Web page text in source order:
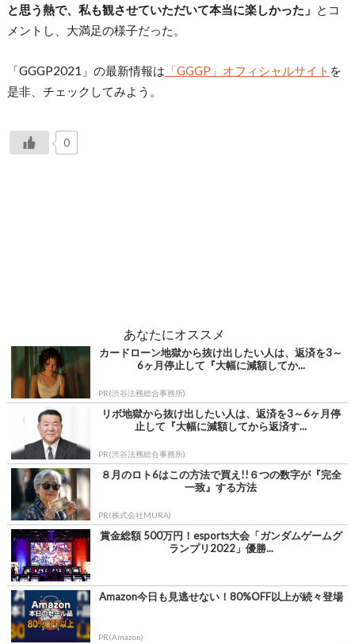
と思う熱で、私も観させていただいて本当に楽しかった」 とコ
メントし、大満足の様子だった。
「GGGP2021」の最新情報は 「GGGP」オフィシャルサイト を
是非、チェックしてみよう。
0
あなたにオススメ
カードローン地獄から抜け出したい人は、返済を3～
6ヶ月停止して『大幅に減額してか...
PR(渋谷法務総合事務所)
リボ地獄から抜け出したい人は、返済を3～6ヶ月停
止して『大幅に減額してから返済す...
PR(渋谷法務総合事務所)
８月のロト6はこの方法で買え!!６つの数字が『完全
一致』する方法
PR(株式会社MURA)
賞金総額 500万円！esports大会「ガンダムゲームグ
ランプリ2022」優勝...
Amazon今日も見逃せない！80%OFF以上が続々登場
PR(Amazon)